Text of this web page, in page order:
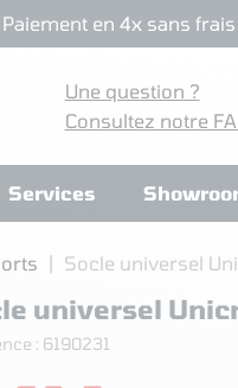
Paiement en 4x sans frais
Une question ?
Consultez notre
Services
Socle universel
universel
: 6190231